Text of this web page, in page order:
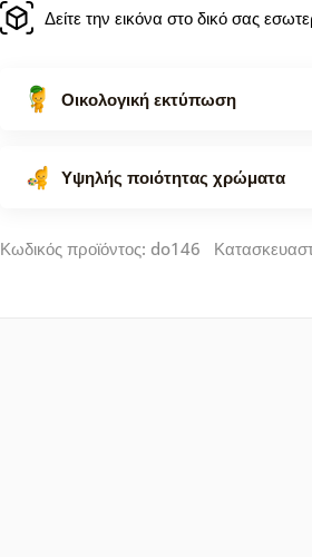
Δείτε την εικόνα στο δικό σας
Οικολογική εκτύπωση
Υψηλής ποιότητας χρώματα
Κωδικός προϊόντος: do146